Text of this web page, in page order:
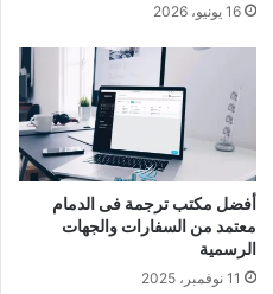
16 يونيو، 2026
أفضل مكتب ترجمة فى الدمام
معتمد من السفارات والجهات
الرسمية
11 نوفمبر، 2025